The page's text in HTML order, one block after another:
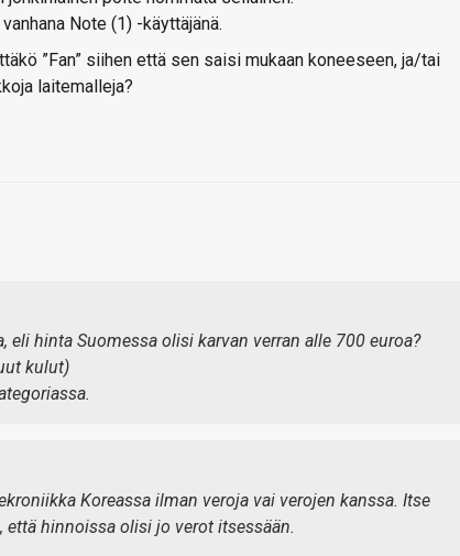
Note (1) -käyttäjänä.
”Fan” siihen että sen saisi mukaan koneeseen, ja/tai
laitemalleja?
hinta Suomessa olisi karvan verran alle 700 euroa?
kulut)
Koreassa ilman veroja vai verojen kanssa. Itse
että hinnoissa olisi jo verot itsessään.